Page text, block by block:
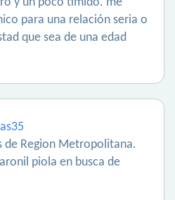
para una relación seria o
que sea de una edad
de Region Metropolitana.
piola en busca de